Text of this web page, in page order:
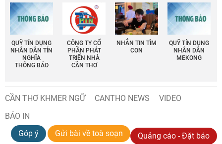
QUỸ TÍN DỤNG
NHÂN DÂN TÍN
NGHĨA
THÔNG BÁO
CÔNG TY CỔ
PHẦN PHÁT
TRIỂN NHÀ
CẦN THƠ
NHẮN TIN TÌM
CON
QUỸ TÍN DỤNG
NHÂN DÂN
MEKONG
CẦN THƠ KHMER NGỮ CANTHO NEWS
VIDEO
BÁO IN
Góp ý
Gửi bài về toà soạn Quảng cáo - Đặt báo